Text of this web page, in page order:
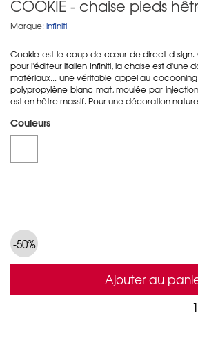
COOKIE - chaise pieds
Marque: infiniti
Cookie est le coup de cœur de direct-d-sign.
pour l'éditeur italien Infiniti, la chaise est d'une
matériaux... une véritable appel au
polypropylène blanc mat, moulée par
est en hêtre massif. Pour une décoration
Couleurs
-50%
Ajouter au